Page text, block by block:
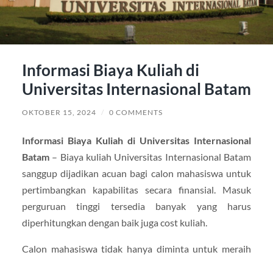
Informasi Biaya Kuliah di
Universitas Internasional Batam
OKTOBER 15, 2024 / 0 COMMENTS
Informasi Biaya Kuliah di Universitas Internasional
Batam– Biaya kuliah Universitas Internasional Batam
sanggup dijadikan acuan bagi calon mahasiswa untuk
pertimbangkan kapabilitas secara finansial. Masuk
perguruan tinggi tersedia banyak yang harus
diperhitungkan dengan baik juga cost kuliah.
Calon mahasiswa tidak hanya diminta untuk meraih